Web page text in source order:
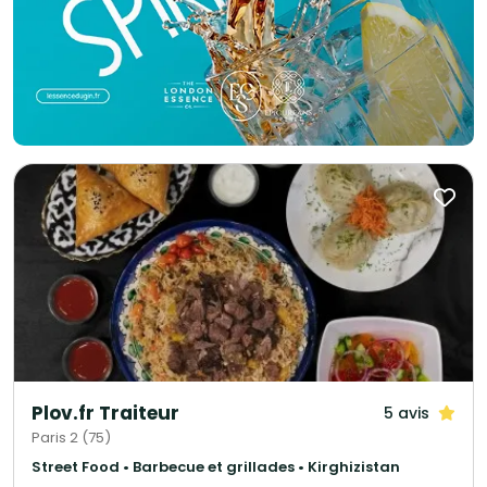
Plov.fr Traiteur 5 avis
Paris 2 (75)
Street Food • Barbecue et grillades • Kirghizistan